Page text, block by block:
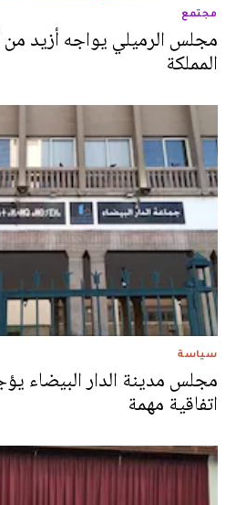
مجتمع
مجلس الرميلي يواجه أزيد
المملكة
سياسة
اتفاقية مهمة